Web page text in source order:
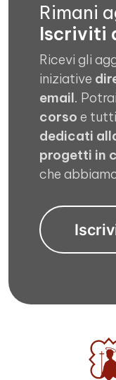
Rimani
Iscriviti
Ricevi gli
iniziative
email.
corso e
dedicati
progetti in
che